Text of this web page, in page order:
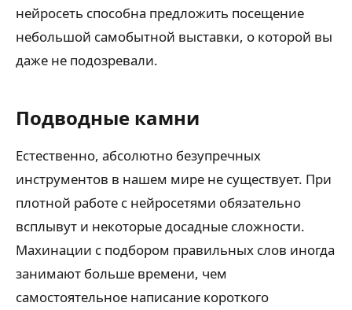
нейросеть способна предложить посещение
небольшой самобытной выставки, о которой вы
даже не подозревали.
Подводные камни
Естественно, абсолютно безупречных
инструментов в нашем мире не существует. При
плотной работе с нейросетями обязательно
всплывут и некоторые досадные сложности.
Махинации с подбором правильных слов иногда
занимают больше времени, чем
самостоятельное написание короткого